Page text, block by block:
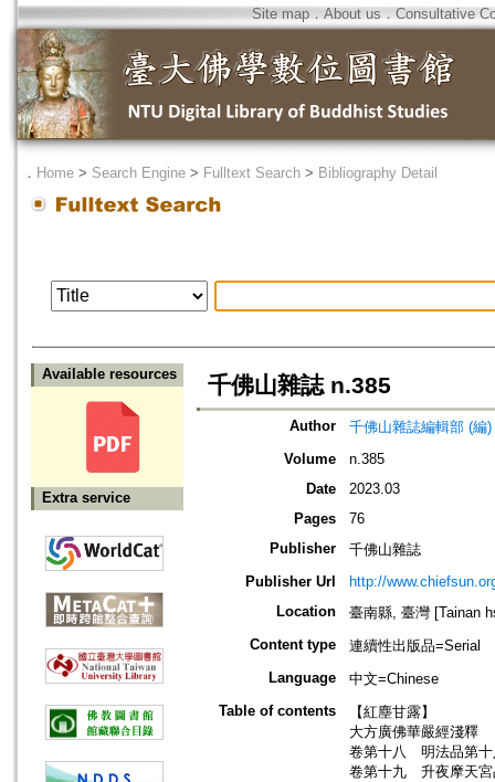
Site map．About us ． Consultative
． Home > Search Engine > Fulltext Search > Bibliography Detail
Available resources
Extra service
千佛山雜誌 n.385
Author
千佛山雜誌編輯部 (編)
Volume
n.385
Date
2023.03
Pages
76
Publisher
千佛山雜誌
Publisher Url
http://
Location
臺南縣, 臺灣 [Tainan
Content type
連續性出版品=Serial
Language
中文=Chinese
Table of contents
【紅塵甘露】
大方廣佛華嚴經淺釋
卷第十八 明法品第十
卷第十九 升夜摩天宮